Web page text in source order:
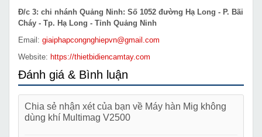
Đ/c 3: chi nhánh Quảng Ninh: Số 1052 đường Hạ Long - P. Bãi
Cháy - Tp. Hạ Long - Tỉnh Quảng Ninh
Email: giaiphapcongnghiepvn@gmail.com
Website: https://thietbidiencamtay.com
Đánh giá & Bình luận
Chia sẻ nhận xét của bạn về Máy hàn Mig không
dùng khí Multimag V2500